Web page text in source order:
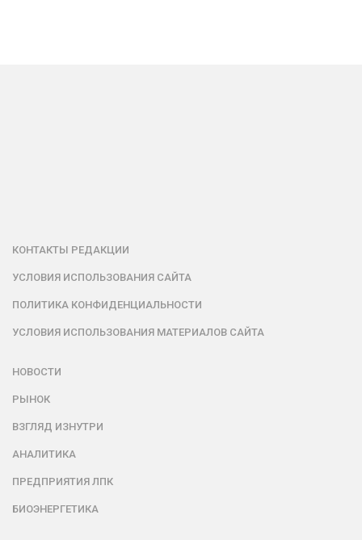
КОНТАКТЫ РЕДАКЦИИ
УСЛОВИЯ ИСПОЛЬЗОВАНИЯ САЙТА
ПОЛИТИКА КОНФИДЕНЦИАЛЬНОСТИ
УСЛОВИЯ ИСПОЛЬЗОВАНИЯ МАТЕРИАЛОВ САЙТА
НОВОСТИ
РЫНОК
ВЗГЛЯД ИЗНУТРИ
АНАЛИТИКА
ПРЕДПРИЯТИЯ ЛПК
БИОЭНЕРГЕТИКА